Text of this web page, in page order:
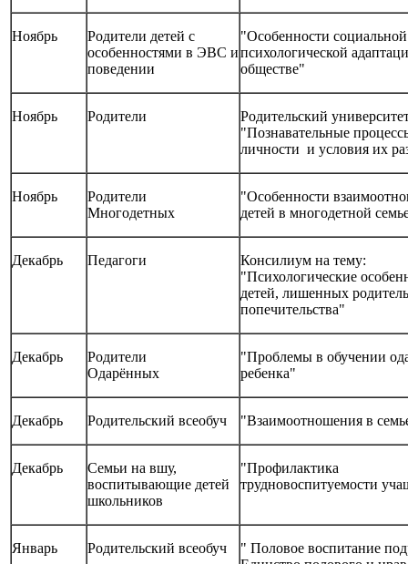
Ноябрь
Родители детей с
особенностями в ЭВС и
поведении
"Особенности
психологической
обществе"
Ноябрь Родители
Родительский
"Познавательные
личности и условия их
Ноябрь
Родители
Многодетных
"Особенности
детей в многодетной
Декабрь Педагоги
Консилиум на тему:
"Психологические
детей, лишенных
попечительства"
Декабрь
Родители
Одарённых
"Проблемы в обучении
ребенка"
Декабрь Родительский всеобуч "Взаимоотношения в
Декабрь
Семьи на вшу,
воспитывающие детей
школьников
"Профилактика
трудновоспитуемости
Январь Родительский всеобуч
" Половое воспитание